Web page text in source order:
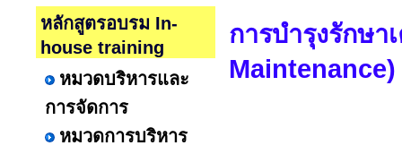
หลักสูตรอบรม In-
house training
หมวดบริหารและ
การจัดการ
หมวดการบริหาร
การบำรุงรักษ
Maintenance)